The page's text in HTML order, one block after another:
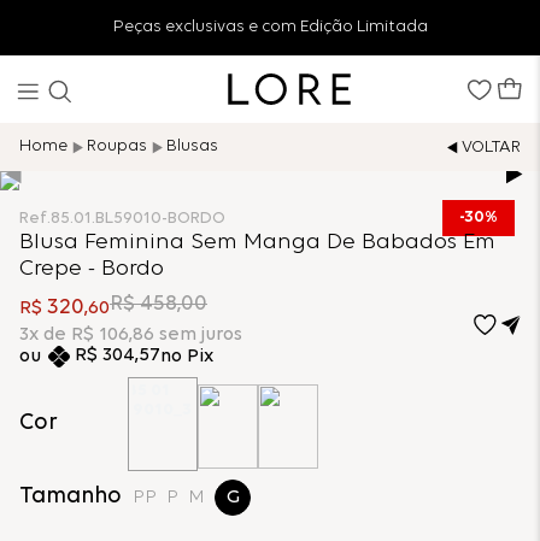
Peças exclusivas e com Edição Limitada
Roupas Blusas
30%
Ref.85.01.BL59010-BORDO
Blusa Feminina Sem Manga De Babados Em
Crepe - Bordo
R$ 320,60R$ 458,00
3x de R$ 106,86 sem juros
R$ 304,57no Pix
Cor
Tamanho PP P M G